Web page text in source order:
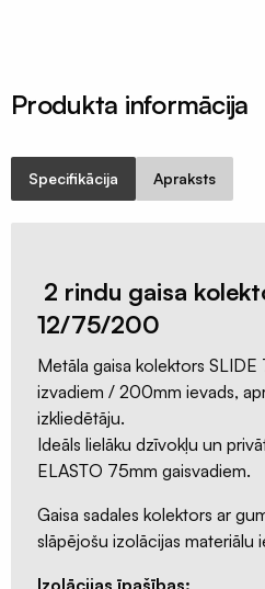
Produkta informācija
Specifikācija Apraksts
2 rindu gaisa
12/75/200
Metāla gaisa kolektors
izvadiem / 200mm ievads,
izkliedētāju.
Ideāls lielāku dzīvokļu un
ELASTO 75mm gaisvadiem.
Gaisa sadales kolektors ar
slāpējošu izolācijas materiālu
Izolācijas īpašības:
profili
sieti
ALU/HD-
Putnu
aizsardzība
Ventilācijas
sistēmas
Gaisvadi
kolektori
Ventilācijas
difuzori
Ventilācijas